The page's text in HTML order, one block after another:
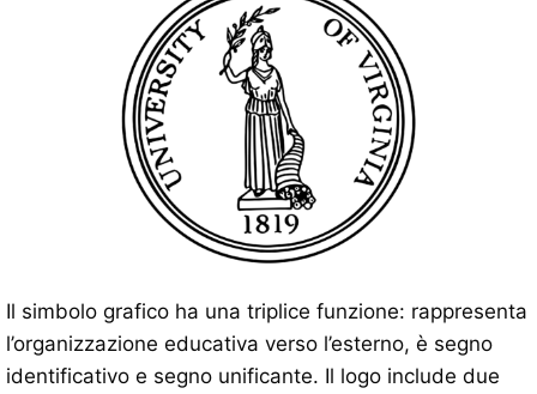
Il simbolo grafico ha una triplice funzione: rappresenta
l’organizzazione educativa verso l’esterno, è segno
identificativo e segno unificante. Il logo include due